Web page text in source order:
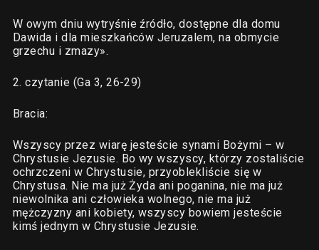
W owym dniu wytryśnie źródło, dostępne dla domu
Dawida i dla mieszkańców Jeruzalem, na obmycie
grzechu i zmazy».
2. czytanie (Ga 3, 26-29)
Bracia:
Wszyscy przez wiarę jesteście synami Bożymi – w
Chrystusie Jezusie. Bo wy wszyscy, którzy zostaliście
ochrzczeni w Chrystusie, przyoblekliście się w
Chrystusa. Nie ma już Żyda ani poganina, nie ma już
niewolnika ani człowieka wolnego, nie ma już
mężczyzny ani kobiety, wszyscy bowiem jesteście
kimś jednym w Chrystusie Jezusie.